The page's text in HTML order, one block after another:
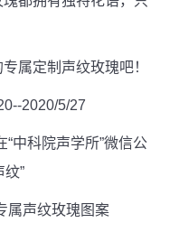
定制声纹玫瑰吧！
2020/5/27
中科院声学所”微信公
纹”
属声纹玫瑰图案